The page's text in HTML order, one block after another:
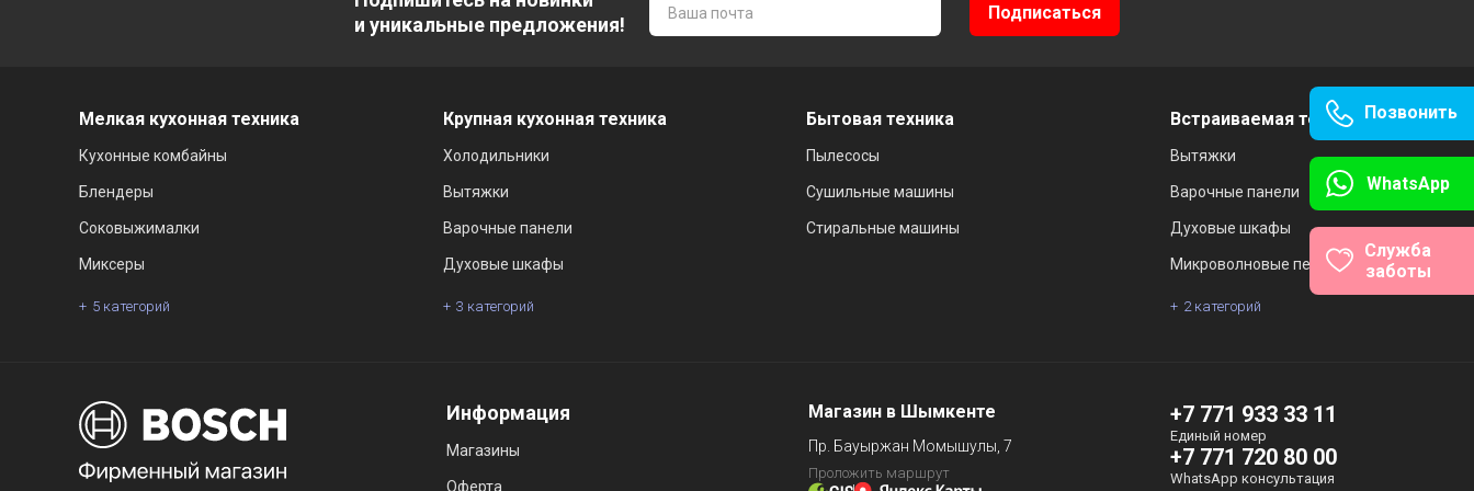
и уникальные предложения!
Мелкая кухонная техника
Кухонные комбайны
Блендеры
Соковыжималки
Миксеры
5 категорий
Крупная кухонная техника
Холодильники
Вытяжки
Варочные панели
Духовые шкафы
3 категорий
Бытовая техника
Пылесосы
Сушильные машины
Стиральные машины
Встраиваемая техника
Вытяжки
Варочные панели
Духовые шкафы
Микроволновые печи
2 категорий
Информация
Магазины
Оферта
Магазин в Шымкенте
Пр. Бауыржан Момышулы, 7
Проложить маршрут
+7 771 933 33 11
Единый номер
+7 771 720 80 00
WhatsApp консультация
Позвонить
WhatsApp
Служба
заботы